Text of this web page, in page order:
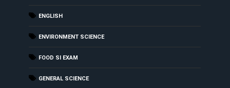
ENGLISH
ENVIRONMENT SCIENCE
FOOD SI EXAM
GENERAL SCIENCE